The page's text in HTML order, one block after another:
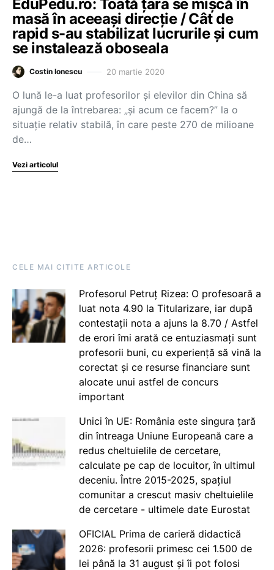
EduPedu.ro: Toată țara se mișcă în
masă în aceeași direcție / Cât de
rapid s-au stabilizat lucrurile și cum
se instalează oboseala
Costin Ionescu 20 martie 2020
O lună le-a luat profesorilor și elevilor din China să
ajungă de la întrebarea: „și acum ce facem?” la o
situație relativ stabilă, în care peste 270 de milioane
de…
Vezi articolul
CELE MAI CITITE ARTICOLE
Profesorul Petruț Rizea: O profesoară a
luat nota 4.90 la Titularizare, iar după
contestații nota a ajuns la 8.70 / Astfel
de erori îmi arată ce entuziasmați sunt
profesorii buni, cu experiență să vină la
corectat și ce resurse financiare sunt
alocate unui astfel de concurs
important
Unici în UE: România este singura țară
din întreaga Uniune Europeană care a
redus cheltuielile de cercetare,
calculate pe cap de locuitor, în ultimul
deceniu. Între 2015-2025, spațiul
comunitar a crescut masiv cheltuielile
de cercetare - ultimele date Eurostat
OFICIAL Prima de carieră didactică
2026: profesorii primesc cei 1.500 de
lei până la 31 august și îi pot folosi